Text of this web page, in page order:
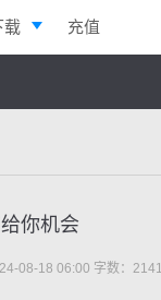
载 充值
你机会
08-18 06:00 字数：2141